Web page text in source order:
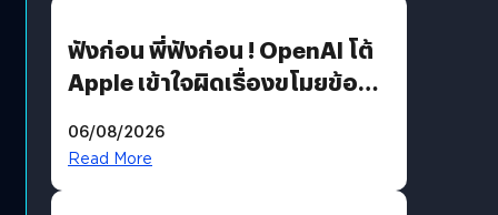
ฟังก่อน พี่ฟังก่อน ! OpenAI โต้
Apple เข้าใจผิดเรื่องขโมยข้อมูล
06/08/2026
Read More